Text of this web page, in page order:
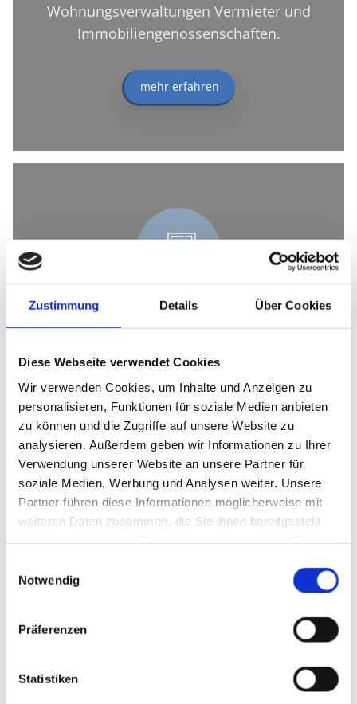
Zustimmung Details Über Cookies
Diese Webseite verwendet Cookies
Wir verwenden Cookies, um Inhalte und Anzeigen zu
personalisieren, Funktionen für soziale Medien anbieten
zu können und die Zugriffe auf unsere Website zu
analysieren. Außerdem geben wir Informationen zu Ihrer
Verwendung unserer Website an unsere Partner für
soziale Medien, Werbung und Analysen weiter. Unsere
Partner führen diese Informationen möglicherweise mit
weiteren Daten zusammen, die Sie ihnen bereitgestellt
Notwendig
Präferenzen
Statistiken
Wohnungsverwaltungen Vermieter und
Immobiliengenossenschaften.
mehr erfahren
Fensterreinigung
Wir bieten unseren Service für
Bürogebäude, Gewerbeflächen,
Mehrfamilienhäuser und achten auf
jedes Detail. Lesen Sie an dieser Stelle
mehr.
mehr erfahren